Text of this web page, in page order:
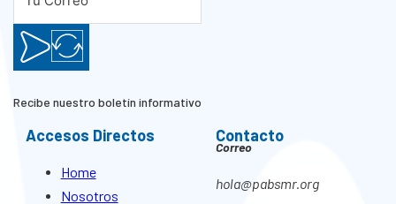
Recibe nuestro boletín informativo
Accesos Directos
Home
Nosotros
Contacto
Correo
hola@pabsmr.org